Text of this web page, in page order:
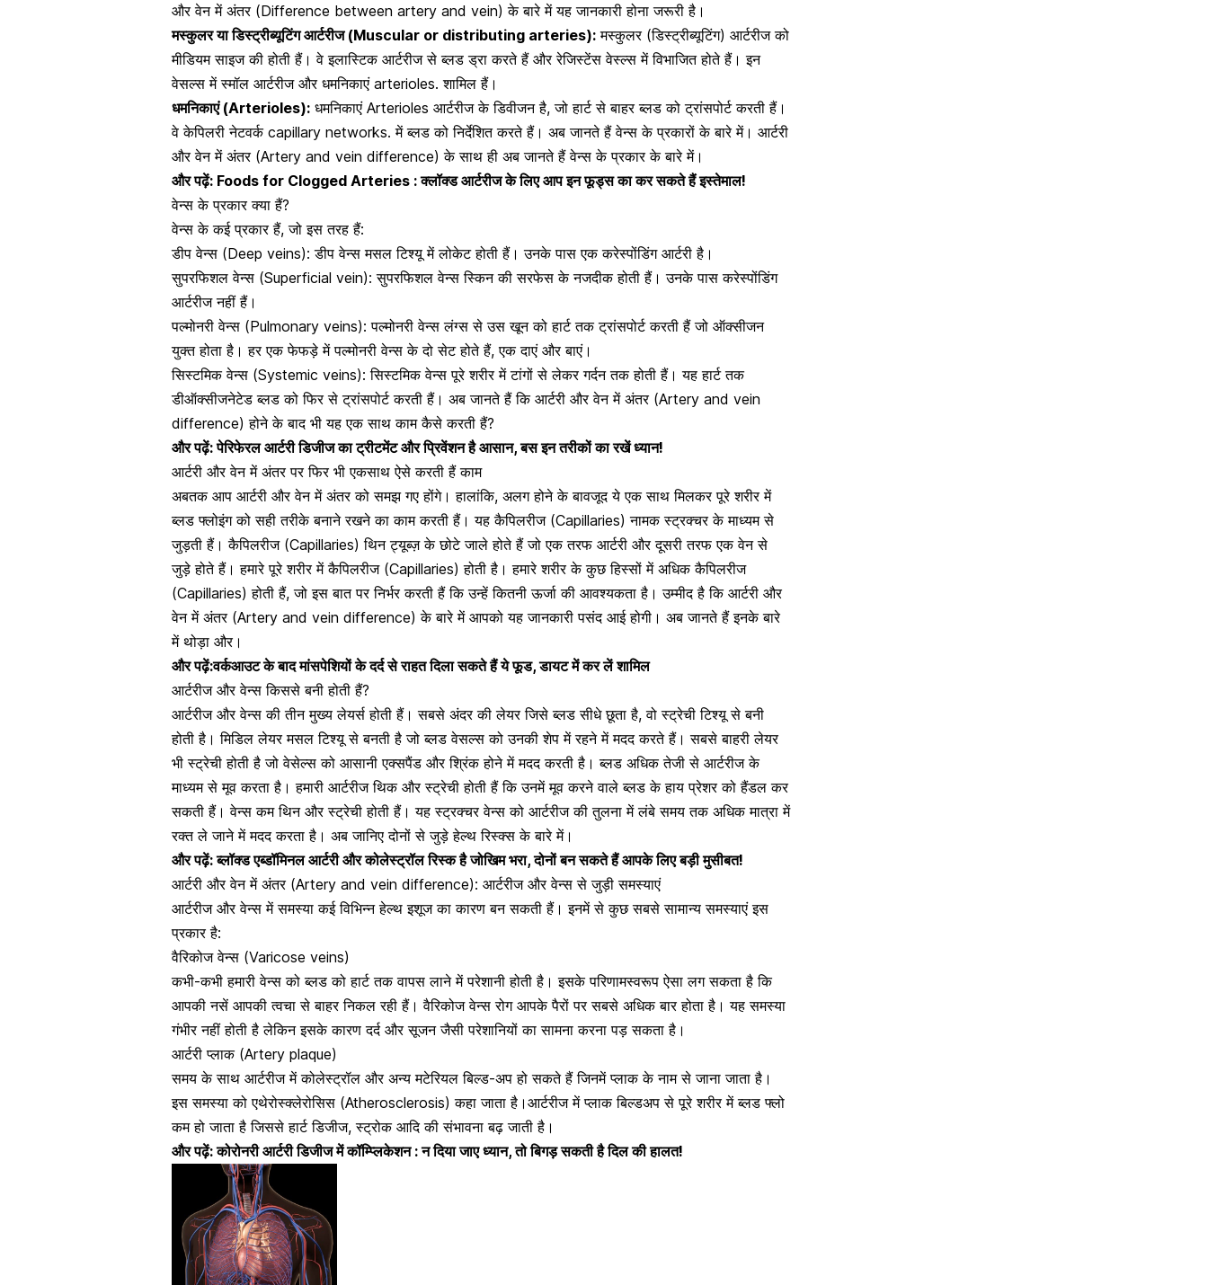
और वेन में अंतर (Difference between artery and vein) के बारे में यह जानकारी होना जरूरी है।
मस्कुलर या डिस्ट्रीब्यूटिंग आर्टरीज (Muscular or distributing arteries): मस्कुलर (डिस्ट्रीब्यूटिंग) आर्टरीजको
मीडियम साइज की होती हैं। वे इलास्टिक आर्टरीज से ब्लड ड्रा करते हैं और रेजिस्टेंस वेस्ल्स में विभाजित होते हैं। इन
वेसल्स में स्मॉल आर्टरीज और धमनिकाएं arterioles. शामिल हैं।
धमनिकाएं (Arterioles): धमनिकाएं Arterioles आर्टरीज के डिवीजन है, जो हार्ट से बाहर ब्लड को ट्रांसपोर्ट करती हैं।
वे केपिलरी नेटवर्क capillary networks. में ब्लड को निर्देशित करते हैं। अब जानते हैं वेन्स के प्रकारों के बारे में। आर्टरी
और वेन में अंतर (Artery and vein difference) के साथ ही अब जानते हैं वेन्स के प्रकार के बारे में।
और पढ़ें: Foods for Clogged Arteries : क्लॉक्ड आर्टरीज के लिए आप इन फूड्स का कर सकते हैं इस्तेमाल!
वेन्स के प्रकार क्या हैं?
वेन्स के कई प्रकार हैं, जो इस तरह हैं:
डीप वेन्स (Deep veins): डीप वेन्स मसल टिश्यू में लोकेट होती हैं। उनके पास एक करेस्पोंडिंग आर्टरी है।
सुपरफिशल वेन्स (Superficial vein): सुपरफिशल वेन्स स्किन की सरफेस के नजदीक होती हैं। उनके पास करेस्पोंडिंग
आर्टरीज नहीं हैं।
पल्मोनरी वेन्स (Pulmonary veins): पल्मोनरी वेन्स लंग्स से उस खून को हार्ट तक ट्रांसपोर्ट करती हैं जो ऑक्सीजन
युक्त होता है। हर एक फेफड़े में पल्मोनरी वेन्स के दो सेट होते हैं, एक दाएं और बाएं।
सिस्टमिक वेन्स (Systemic veins): सिस्टमिक वेन्स पूरे शरीर में टांगों से लेकर गर्दन तक होती हैं। यह हार्ट तक
डीऑक्सीजनेटेड ब्लड को फिर से ट्रांसपोर्ट करती हैं। अब जानते हैं कि आर्टरी और वेन में अंतर (Artery and vein
difference) होने के बाद भी यह एक साथ काम कैसे करती हैं?
और पढ़ें:पेरिफेरल आर्टरी डिजीज का ट्रीटमेंट और प्रिवेंशन है आसान, बस इन तरीकों का रखें ध्यान!
आर्टरी और वेन में अंतर पर फिर भी एकसाथ ऐसे करती हैं काम
अबतक आप आर्टरी और वेन में अंतर को समझ गए होंगे। हालांकि, अलग होने के बावजूद ये एक साथ मिलकर पूरे शरीर में
ब्लड फ्लोइंग को सही तरीके बनाने रखने का काम करती हैं। यह कैपिलरीज (Capillaries) नामक स्ट्रक्चर के माध्यम से
जुड़ती हैं। कैपिलरीज (Capillaries) थिन ट्यूब्ज़ के छोटे जाले होते हैं जो एक तरफ आर्टरी और दूसरी तरफ एक वेन से
जुड़े होते हैं। हमारे पूरे शरीर में कैपिलरीज (Capillaries) होती है। हमारे शरीर के कुछ हिस्सों में अधिक कैपिलरीज
(Capillaries) होती हैं, जो इस बात पर निर्भर करती हैं कि उन्हें कितनी ऊर्जा की आवश्यकता है। उम्मीद है कि आर्टरी और
वेन में अंतर (Artery and vein difference) के बारे में आपको यह जानकारी पसंद आई होगी। अब जानते हैं इनके बारे
में थोड़ा और।
और पढ़ें:वर्कआउट के बाद मांसपेशियों के दर्द से राहत दिला सकते हैं ये फूड, डायट में कर लें शामिल
आर्टरीज और वेन्स किससे बनी होती हैं?
आर्टरीज और वेन्स की तीन मुख्य लेयर्स होती हैं। सबसे अंदर की लेयर जिसे ब्लड सीधे छूता है, वो स्ट्रेची टिश्यू से बनी
होती है। मिडिल लेयर मसल टिश्यू से बनती है जो ब्लड वेसल्स को उनकी शेप में रहने में मदद करते हैं। सबसे बाहरी लेयर
भी स्ट्रेची होती है जो वेसेल्स को आसानी एक्सपैंड और श्रिंक होने में मदद करती है। ब्लड अधिक तेजी से आर्टरीज के
माध्यम से मूव करता है। हमारी आर्टरीज थिक और स्ट्रेची होती हैं कि उनमें मूव करने वालेब्लड के हाय प्रेशरको हैंडल कर
सकती हैं। वेन्स कम थिन और स्ट्रेची होती हैं। यह स्ट्रक्चर वेन्स को आर्टरीज की तुलना में लंबे समय तक अधिक मात्रा में
रक्त ले जाने में मदद करता है। अब जानिए दोनों से जुड़े हेल्थ रिस्क्स के बारे में।
और पढ़ें:ब्लॉक्ड एब्डॉमिनल आर्टरी और कोलेस्ट्रॉल रिस्क है जोखिम भरा, दोनों बन सकते हैं आपके लिए बड़ी मुसीबत!
‌आर्टरी और वेन में अंतर (Artery and vein difference): आर्टरीज और वेन्स से जुड़ी समस्याएं
आर्टरीज और वेन्स में समस्या कई विभिन्न हेल्थ इशूज का कारण बन सकती हैं। इनमें से कुछ सबसे सामान्य समस्याएं इस
प्रकार है:
वैरिकोज वेन्स (Varicose veins)
कभी-कभी हमारी वेन्स को ब्लड को हार्ट तक वापस लाने में परेशानी होती है। इसके परिणामस्वरूप ऐसा लग सकता है कि
आपकी नसें आपकी त्वचा से बाहर निकल रही हैं।वैरिकोज वेन्स रोग आपके पैरों पर सबसे अधिक बार होता है। यह समस्या
गंभीर नहीं होती है लेकिन इसके कारण दर्द और सूजन जैसी परेशानियों का सामना करना पड़ सकता है।
आर्टरी प्लाक (Artery plaque)
समय के साथ आर्टरीज में कोलेस्ट्रॉल और अन्य मटेरियल बिल्ड-अप हो सकते हैं जिनमें प्लाक के नाम से जाना जाता है।
इस समस्या कोएथेरोस्क्लेरोसिस (Atherosclerosis) कहा जाता है।आर्टरीज में प्लाक बिल्डअप से पूरे शरीर में ब्लड फ्लो
कम हो जाता है जिससे हार्ट डिजीज, स्ट्रोक आदि की संभावना बढ़ जाती है।
और पढ़ें:कोरोनरी आर्टरी डिजीज में कॉम्प्लिकेशन : न दिया जाए ध्यान, तो बिगड़ सकती है दिल की हालत!